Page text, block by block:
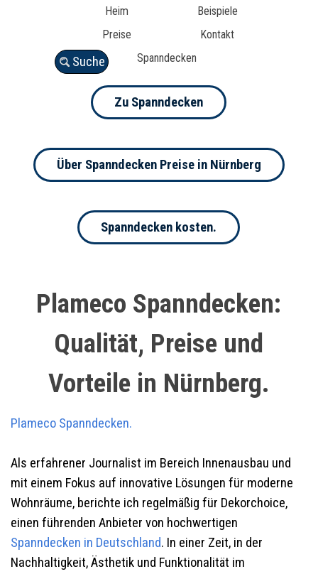
Heim
Beispiele
Preise
Kontakt
Spanndecken
Suche
Zu Spanndecken
Über Spanndecken Preise in Nürnberg
Spanndecken kosten.
Plameco Spanndecken:
Qualität, Preise und
Vorteile in Nürnberg.
Plameco Spanndecken.
Als erfahrener Journalist im Bereich Innenausbau und
mit einem Fokus auf innovative Lösungen für moderne
Wohnräume, berichte ich regelmäßig für Dekorchoice,
einen führenden Anbieter von hochwertigen
Spanndecken in Deutschland. In einer Zeit, in der
Nachhaltigkeit, Ästhetik und Funktionalität im